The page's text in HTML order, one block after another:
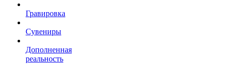
Гравировка
Сувениры
Дополненная
реальность